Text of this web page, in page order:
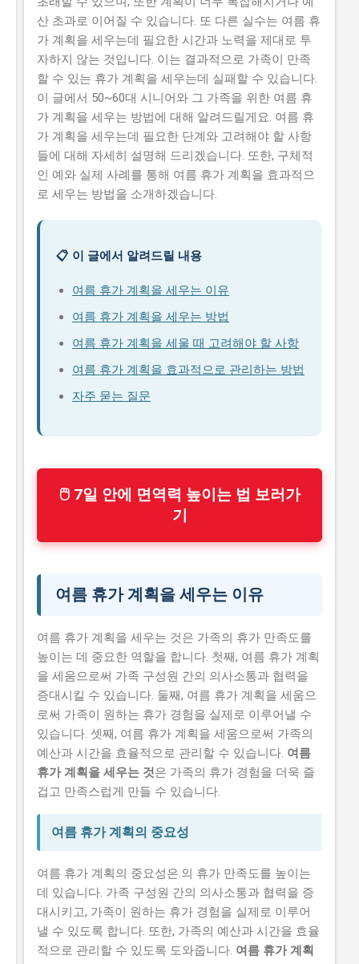
5000만...
산 초과로 이어질 수 있습니다. 또 다른 실수는 여름 휴
가 계획을 세우는데 필요한 시간과 노력을 제대로 투
자하지 않는 것입니다. 이는 결과적으로 가족이 만족
할 수 있는 휴가 계획을 세우는데 실패할 수 있습니다.
이 글에서 50~60대 시니어와 그 가족을 위한 여름 휴
가 계획을 세우는 방법에 대해 알려드릴게요. 여름 휴
가 계획을 세우는데 필요한 단계와 고려해야 할 사항
들에 대해 자세히 설명해 드리겠습니다. 또한, 구체적
인 예와 실제 사례를 통해 여름 휴가 계획을 효과적으
로 세우는 방법을 소개하겠습니다.
📋 이 글에서 알려드릴 내용
여름 휴가 계획을 세우는 이유
여름 휴가 계획을 세우는 방법
여름 휴가 계획을 세울 때 고려해야 할 사항
여름 휴가 계획을 효과적으로 관리하는 방법
자주 묻는 질문
🖱 7일 안에 면역력 높이는 법 보러가
기
여름 휴가 계획을 세우는 이유
여름 휴가 계획을 세우는 것은 가족의 휴가 만족도를
높이는 데 중요한 역할을 합니다. 첫째, 여름 휴가 계획
을 세움으로써 가족 구성원 간의 의사소통과 협력을
증대시킬 수 있습니다. 둘째, 여름 휴가 계획을 세움으
로써 가족이 원하는 휴가 경험을 실제로 이루어낼 수
있습니다. 셋째, 여름 휴가 계획을 세움으로써 가족의
예산과 시간을 효율적으로 관리할 수 있습니다. 여름
휴가 계획을 세우는 것은 가족의 휴가 경험을 더욱 즐
겁고 만족스럽게 만들 수 있습니다.
여름 휴가 계획의 중요성
여름 휴가 계획의 중요성은.의 휴가 만족도를 높이는
데 있습니다. 가족 구성원 간의 의사소통과 협력을 증
대시키고, 가족이 원하는 휴가 경험을 실제로 이루어
낼 수 있도록 합니다. 또한, 가족의 예산과 시간을 효율
적으로 관리할 수 있도록 도와줍니다. 여름 휴가 계획